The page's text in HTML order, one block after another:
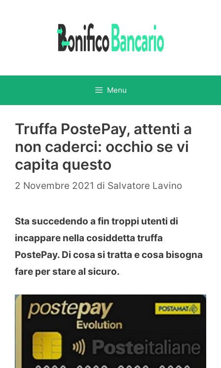
Menu
Truffa PostePay, attenti a
non caderci: occhio se vi
capita questo
2 Novembre 2021 di Salvatore Lavino
Sta succedendo a fin troppi utenti di
incappare nella cosiddetta truffa
PostePay. Di cosa si tratta e cosa bisogna
fare per stare al sicuro.